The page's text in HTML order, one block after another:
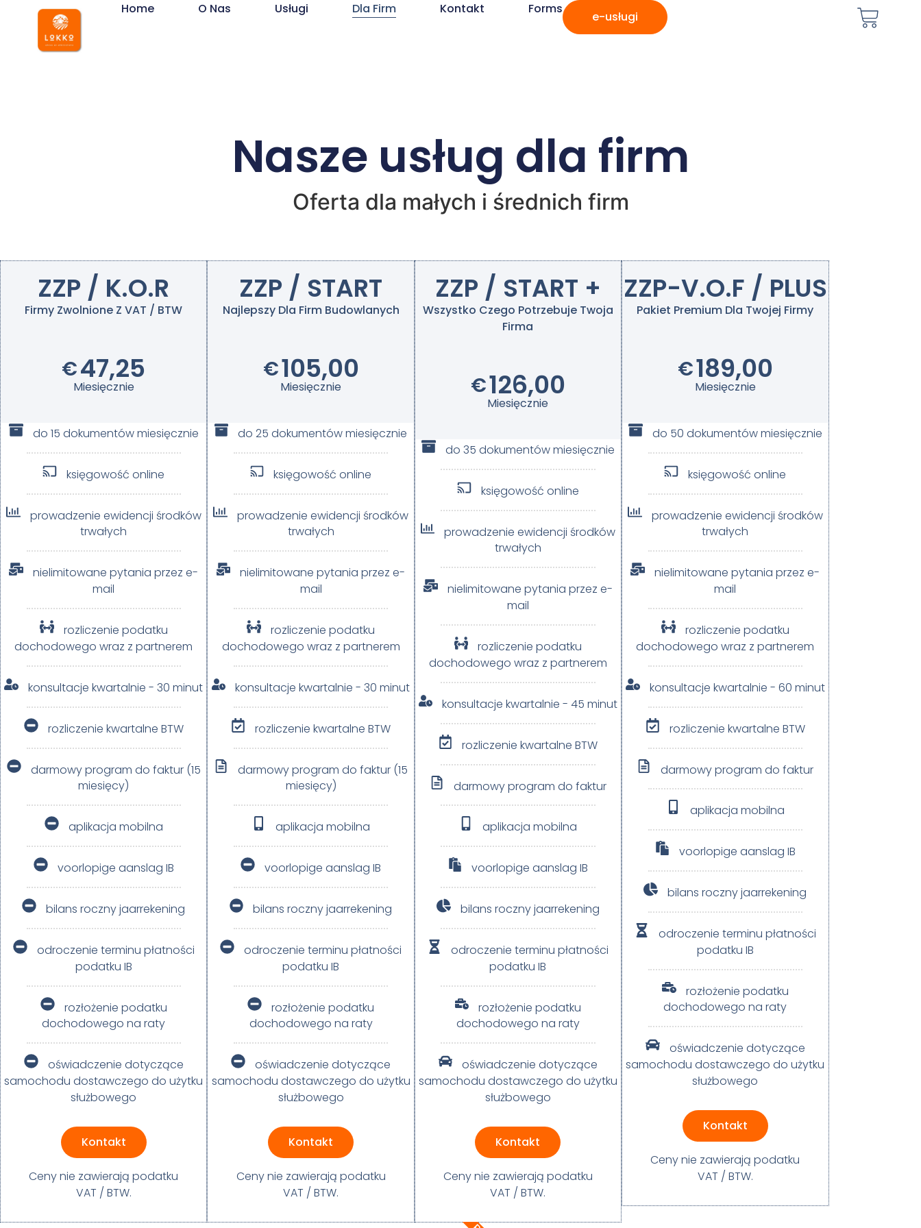
Home O Nas Usługi Dla Firm Kontakt Forms
e-usługi
Nasze usług dla firm
Oferta dla małych i średnich firm
ZZP / K.O.R
Firmy Zwolnione Z VAT / BTW
€47,25
Miesięcznie
do 15 dokumentów miesięcznie
księgowość online
prowadzenie ewidencji środków
trwałych
nielimitowane pytania przez e-
mail
rozliczenie podatku
dochodowego wraz z partnerem​
konsultacje kwartalnie - 30 minut
rozliczenie kwartalne BTW
darmowy program do faktur (15
miesięcy)
aplikacja mobilna
voorlopige aanslag IB
bilans roczny jaarrekening
odroczenie terminu płatności
podatku IB
rozłożenie podatku
dochodowego na raty
oświadczenie dotyczące
samochodu dostawczego do użytku
służbowego
Kontakt
Ceny nie zawierają podatku
VAT / BTW.​
ZZP / START
Najlepszy Dla Firm Budowlanych
€105,00
Miesięcznie
do 25 dokumentów miesięcznie
księgowość online
prowadzenie ewidencji środków
trwałych
nielimitowane pytania przez e-
mail
rozliczenie podatku
dochodowego wraz z partnerem​
konsultacje kwartalnie - 30 minut
rozliczenie kwartalne BTW
darmowy program do faktur (15
miesięcy)
aplikacja mobilna
voorlopige aanslag IB
bilans roczny jaarrekening
odroczenie terminu płatności
podatku IB
rozłożenie podatku
dochodowego na raty
oświadczenie dotyczące
samochodu dostawczego do użytku
służbowego
Kontakt
Ceny nie zawierają podatku
VAT / BTW.​
ZZP / START +
Wszystko Czego Potrzebuje Twoja
Firma
€126,00
Miesięcznie
do 35 dokumentów miesięcznie
księgowość online
prowadzenie ewidencji środków
trwałych
nielimitowane pytania przez e-
mail
rozliczenie podatku
dochodowego wraz z partnerem​
konsultacje kwartalnie - 45 minut
rozliczenie kwartalne BTW
darmowy program do faktur
aplikacja mobilna
voorlopige aanslag IB
bilans roczny jaarrekening
odroczenie terminu płatności
podatku IB
rozłożenie podatku
dochodowego na raty
oświadczenie dotyczące
samochodu dostawczego do użytku
służbowego
Kontakt
Ceny nie zawierają podatku
VAT / BTW.​
ZZP-V.O.F / PLUS​
Pakiet Premium Dla Twojej Firmy​
€189,00
Miesięcznie
do 50 dokumentów miesięcznie
księgowość online
prowadzenie ewidencji środków
trwałych
nielimitowane pytania przez e-
mail
rozliczenie podatku
dochodowego wraz z partnerem​
konsultacje kwartalnie - 60 minut
rozliczenie kwartalne BTW
darmowy program do faktur
aplikacja mobilna
voorlopige aanslag IB
bilans roczny jaarrekening
odroczenie terminu płatności
podatku IB
rozłożenie podatku
dochodowego na raty
oświadczenie dotyczące
samochodu dostawczego do użytku
służbowego
Kontakt
Ceny nie zawierają podatku
VAT / BTW.​